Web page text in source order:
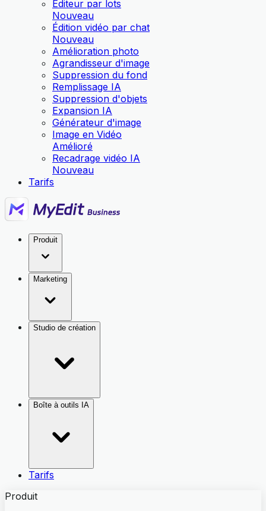
Éditeur par lots
Nouveau
Édition vidéo par chat
Nouveau
Amélioration photo
Agrandisseur d'image
Suppression du fond
Remplissage IA
Suppression d'objets
Expansion IA
Générateur d'image
Image en Vidéo
Amélioré
Recadrage vidéo IA
Nouveau
Tarifs
Produit
Marketing
Studio de création
Boîte à outils IA
Tarifs
Produit